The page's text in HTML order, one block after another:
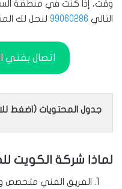
وقت، إذا كنت في منطقة
التالي 99060286 لنحل لك
اتصال بفني
جدول المحتويات (اضغط
لماذا شركة الكويت
الفريق الفني متخصص